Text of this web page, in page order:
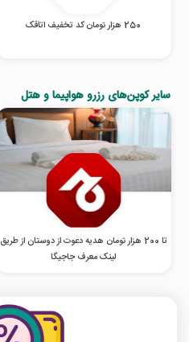
250 هزار تومان کد تخفیف اتاقک
سایر کوپن‌های رزرو هواپیما و هتل
تا 200 هزار تومان هدیه دعوت از دوستان از طریق
لینک معرف جاجیگا